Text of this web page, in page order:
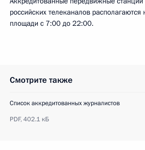
российских телеканалов
площади с 7:00 до 22:00.
Смотрите также
Список аккредитованных журналистов
PDF,402.1 кБ